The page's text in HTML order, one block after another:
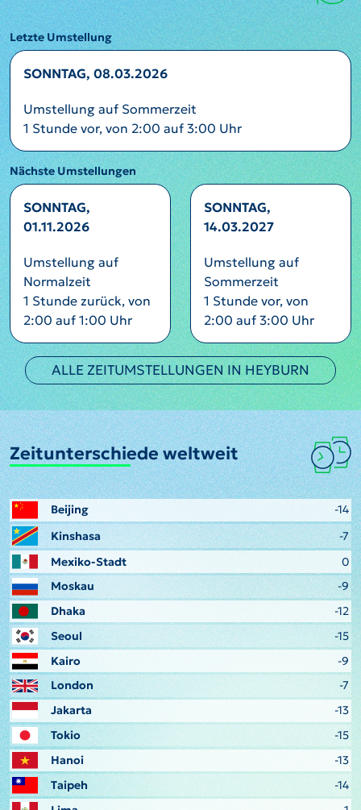
Letzte Umstellung
SONNTAG, 08.03.2026
Umstellung auf Sommerzeit
1 Stunde vor, von 2:00 auf 3:00 Uhr
Nächste Umstellungen
SONNTAG,
01.11.2026
Umstellung auf
Normalzeit
1 Stunde zurück, von
2:00 auf 1:00 Uhr
SONNTAG,
14.03.2027
Umstellung auf
Sommerzeit
1 Stunde vor, von
2:00 auf 3:00 Uhr
ALLE ZEITUMSTELLUNGEN IN HEYBURN
Zeitunterschiede weltweit
Beijing
-14
Kinshasa
-7
Mexiko-Stadt
0
Moskau
-9
Dhaka
-12
Seoul
-15
Kairo
-9
London
-7
Jakarta
-13
Tokio
-15
Hanoi
-13
Taipeh
-14